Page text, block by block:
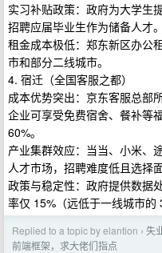
实习补贴政策：政府为大学生
招聘应届毕业生作为储备人才。
租金成本极低：郑东新区办公
市和部分二线城市。
4. 宿迁（全国客服之都）
成本优势突出：京东客服总部
企业可享受免费宿舍、餐补等
60%。
产业集群效应：当当、小米、
人才市场，招聘难度低且选择面
政策与稳定性：政府提供数据
率仅 15%（远低于一线城市的
Replied to a topic by elantion › 失
前端框架，求大佬们指点